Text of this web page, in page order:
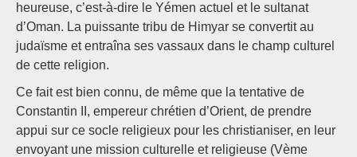
heureuse, c’est-à-dire le Yémen actuel et le sultanat
d’Oman. La puissante tribu de Himyar se convertit au
judaïsme et entraîna ses vassaux dans le champ culturel
de cette religion.
Ce fait est bien connu, de même que la tentative de
Constantin II, empereur chrétien d’Orient, de prendre
appui sur ce socle religieux pour les christianiser, en leur
envoyant une mission culturelle et religieuse (Vème